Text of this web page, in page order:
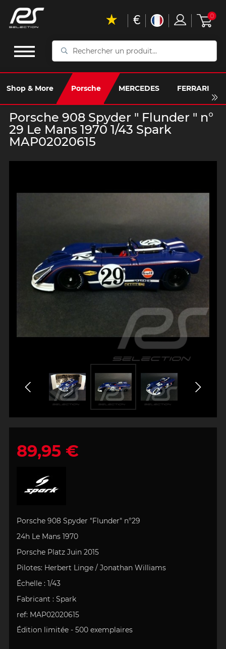
Rechercher
produit...
Shop & More Porsche MERCEDES FERRARI
€ 0
Porsche 908 Spyder " Flunder " n°
29 Le Mans 1970 1/43 Spark
MAP02020615
89,95 €
Porsche 908 Spyder "Flunder" n°29
24h Le Mans 1970
Porsche Platz Juin 2015
Pilotes: Herbert Linge / Jonathan Williams
Échelle : 1/43
Fabricant : Spark
ref: MAP02020615
Édition limitée -500 exemplaires